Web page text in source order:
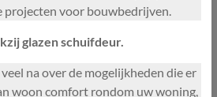
projecten voor bouwbedrijven.
glazen schuifdeur.
na over de mogelijkheden die er
woon comfort rondom uw woning,